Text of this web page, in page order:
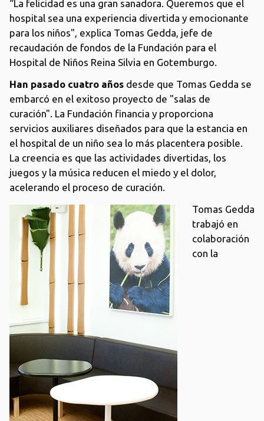
“La felicidad es una gran sanadora. Queremos que el
hospital sea una experiencia divertida y emocionante
para los niños", explica Tomas Gedda, jefe de
recaudación de fondos de la Fundación para el
Hospital de Niños Reina Silvia en Gotemburgo.
Han pasado cuatro años desde que Tomas Gedda se
embarcó en el exitoso proyecto de "salas de
curación". La Fundación financia y proporciona
servicios auxiliares diseñados para que la estancia en
el hospital de un niño sea lo más placentera posible.
La creencia es que las actividades divertidas, los
juegos y la música reducen el miedo y el dolor,
acelerando el proceso de curación.
Tomas Gedda
trabajó en
colaboración
con la